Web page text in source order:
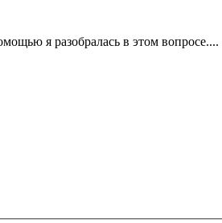
я разобралась в этом вопросе....